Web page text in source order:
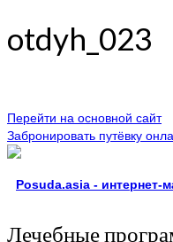
otdyh_023
Перейти на основной сайт
Забронировать путёвку
Posuda.asia - интернет-
Лечебные